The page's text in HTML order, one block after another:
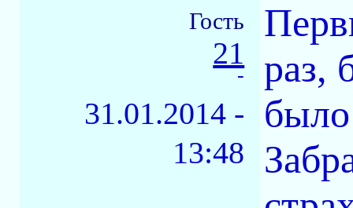
Гость
21
-
31.01.2014 -
13:48
раз,